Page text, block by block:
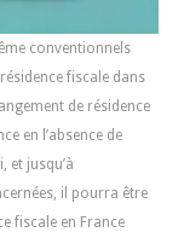
conventionnels
fiscale dans
de résidence
en l’absence de
et jusqu’à
il pourra être
fiscale en France